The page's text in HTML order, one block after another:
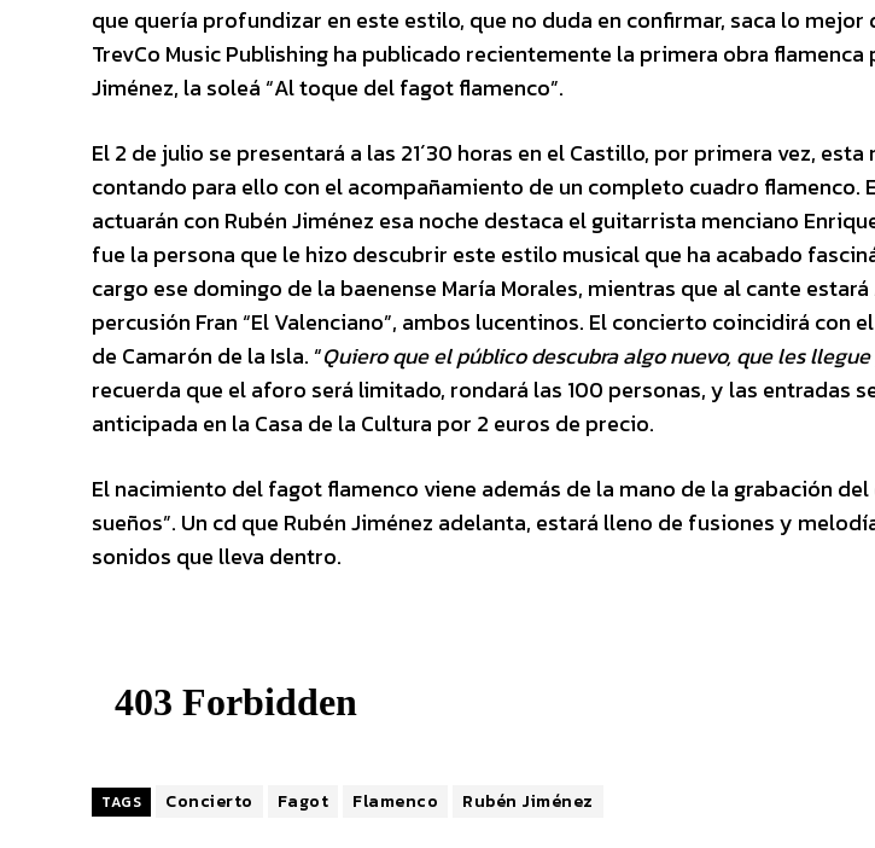
que quería profundizar en este estilo, que no duda en confirmar, saca lo
TrevCo Music Publishing ha publicado recientemente la primera obra flamenca
Jiménez, la soleá “Al toque del fagot flamenco”.
El 2 de julio se presentará a las 21´30 horas en el Castillo, por primera vez,
contando para ello con el acompañamiento de un completo cuadro flamenco.
actuarán con Rubén Jiménez esa noche destaca el guitarrista menciano
fue la persona que le hizo descubrir este estilo musical que ha acabado
cargo ese domingo de la baenense María Morales, mientras que al cante
percusión Fran “El Valenciano”, ambos lucentinos. El concierto coincidirá con
de Camarón de la Isla. “Quiero que el público descubra algo nuevo, que les
recuerda que el aforo será limitado, rondará las 100 personas, y las entradas
anticipada en la Casa de la Cultura por 2 euros de precio.
El nacimiento del fagot flamenco viene además de la mano de la grabación
sueños”. Un cd que Rubén Jiménez adelanta, estará lleno de fusiones y
sonidos que lleva dentro.
TAGS Concierto Fagot Flamenco Rubén Jiménez